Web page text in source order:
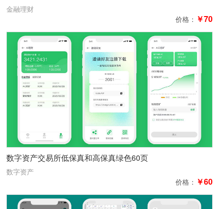
金融理财
价格： ￥70
数字资产交易所低保真和高保真绿色60页
数字资产
价格： ￥60